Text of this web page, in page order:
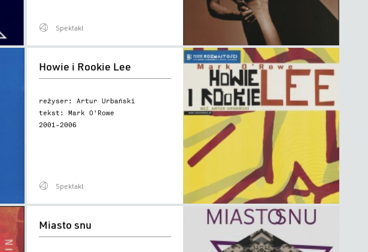
Spektakl
Lee
Howie i Rookie Lee
reżyser: Artur Urbański
tekst: Mark O'Rowe
2001–2006
Spektakl
snuMiasto snu